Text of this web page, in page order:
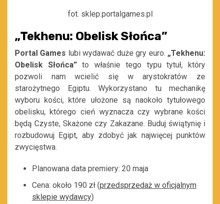
fot. sklep.portalgames.pl
„Tekhenu: Obelisk Słońca”
Portal Games lubi wydawać duże gry euro. „Tekhenu:
Obelisk Słońca”to właśnie tego typu tytuł, który
pozwoli nam wcielić się w arystokratów ze
starożytnego Egiptu. Wykorzystano tu mechanikę
wyboru kości, które ułożone są naokoło tytułowego
obelisku, którego cień wyznacza czy wybrane kości
będą Czyste, Skażone czy Zakazane. Buduj świątynię i
rozbudowuj Egipt, aby zdobyć jak najwięcej punktów
zwycięstwa.
Planowana data premiery: 20 maja
Cena: około 190 zł (przedsprzedaż w oficjalnym
sklepie wydawcy)